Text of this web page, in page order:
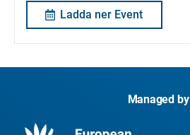
Ladda ner Event
Managed by